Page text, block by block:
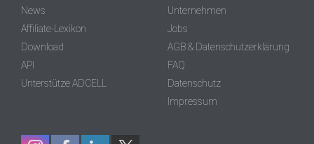
News
Affiliate-Lexikon
Download
API
Unterstütze ADCELL
Unternehmen
Jobs
AGB & Datenschutzerklärung
FAQ
Datenschutz
Impressum